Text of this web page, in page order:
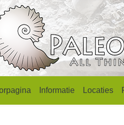
Informatie Locaties